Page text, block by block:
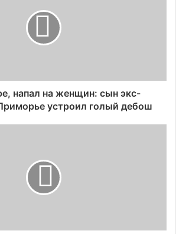
напал на женщин: сын экс-
устроил голый дебош